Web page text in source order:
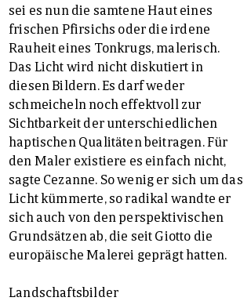
sei es nun die samtene Haut eines
frischen Pfirsichs oder die irdene
Rauheit eines Tonkrugs, malerisch.
Das Licht wird nicht diskutiert in
diesen Bildern. Es darf weder
schmeicheln noch effektvoll zur
Sichtbarkeit der unterschiedlichen
haptischen Qualitäten beitragen. Für
den Maler existiere es einfach nicht,
sagte Cezanne. So wenig er sich um das
Licht kümmerte, so radikal wandte er
sich auch von den perspektivischen
Grundsätzen ab, die seit Giotto die
europäische Malerei geprägt hatten.
Landschaftsbilder